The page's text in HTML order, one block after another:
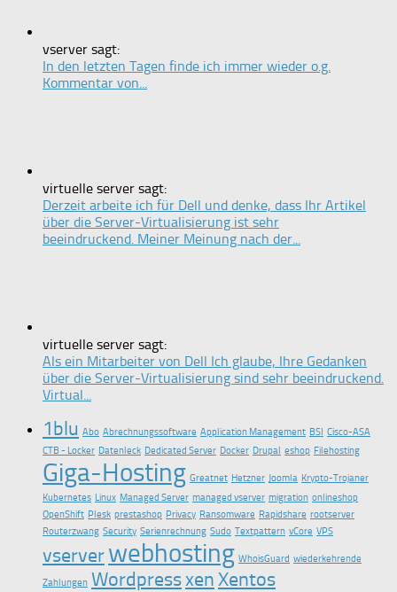
vserver sagt:
In den letzten Tagen finde ich immer wieder o.g.
Kommentar von...
virtuelle server sagt:
Derzeit arbeite ich für Dell und denke, dass Ihr Artikel
über die Server-Virtualisierung ist sehr
beeindruckend. Meiner Meinung nach der...
virtuelle server sagt:
Als ein Mitarbeiter von Dell Ich glaube, Ihre Gedanken
über die Server-Virtualisierung sind sehr beeindruckend.
Virtual...
1blu Abo Abrechnungssoftware Application Management BSI Cisco-ASA
CTB - Locker Datenleck Dedicated Server Docker Drupal eshop Filehosting
Giga-Hosting Greatnet Hetzner Joomla Krypto-Trojaner
Kubernetes Linux Managed Server managed vserver migration onlineshop
OpenShift Plesk prestashop Privacy Ransomware Rapidshare rootserver
Routerzwang Security Serienrechnung Sudo Textpattern vCore VPS
vserverwebhosting WhoisGuard wiederkehrende
Zahlungen WordpressxenXentos